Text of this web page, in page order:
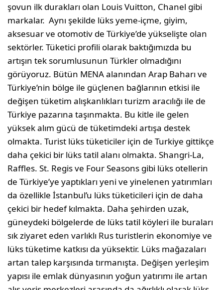
şovun ilk durakları olan Louis Vuitton, Chanel gibi
markalar. Aynı şekilde lüks yeme-içme, giyim,
aksesuar ve otomotiv de Türkiye’de yükselişte olan
sektörler. Tüketici profili olarak baktığımızda bu
artışın tek sorumlusunun Türkler olmadığını
görüyoruz. Bütün MENA alanından Arap Baharı ve
Türkiye’nin bölge ile güçlenen bağlarının etkisi ile
değişen tüketim alışkanlıkları turizm aracılığı ile de
Türkiye pazarına taşınmakta. Bu kitle ile gelen
yüksek alım gücü de tüketimdeki artışa destek
olmakta. Turist lüks tüketiciler için de Turkiye gittikçe
daha çekici bir lüks tatil alanı olmakta. Shangri-La,
Raffles. St. Regis ve Four Seasons gibi lüks otellerin
de Türkiye’ye yaptıkları yeni ve yinelenen yatırımları
da özellikle İstanbul’u lüks tüketicileri için de daha
çekici bir hedef kılmakta. Daha şehirden uzak,
güneydeki bölgelerde de lüks tatil köyleri ile buraları
sık ziyaret eden varlıklı Rus turistlerin ekonomiye ve
lüks tüketime katkısı da yüksektir. Lüks mağazaları
artan talep karşısında tırmanışta. Değişen yerleşim
yapısı ile emlak dünyasının yoğun yatırımı ile artan